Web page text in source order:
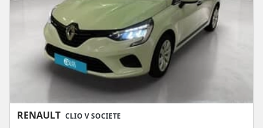
RENAULT CLIO V SOCIETE